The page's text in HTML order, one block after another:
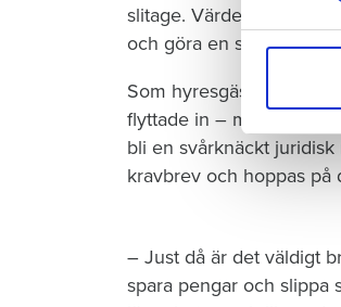
sociala
till de
slitage. Värden lägger
och göra en stor
Som hyresgäst
flyttade in – men vad
bli en svårknäckt
kravbrev och hoppas på
– Just då är det väldigt
spara pengar och slippa